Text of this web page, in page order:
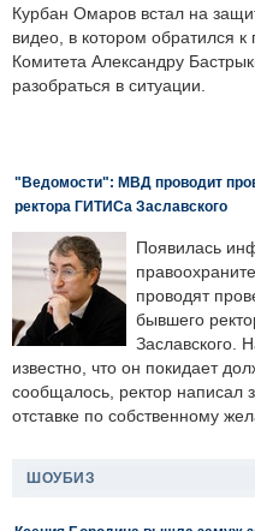
Курбан Омаров встал на
видео, в котором обратился к
Комитета Александру
разобраться в ситуации.
"Ведомости": МВД проводит
ректора ГИТИСа Заславского
Появилась
проводят
бывшего
Заславского.
известно, что он покидает
сообщалось, ректор написал
отставке по собственному
ШОУБИЗ